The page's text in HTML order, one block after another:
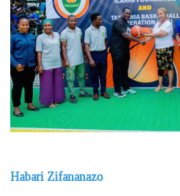
Habari Zifananazo